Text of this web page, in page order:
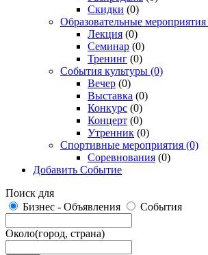
Скидки (0)
Образовательные мероприятия
Лекция (0)
Семинар (0)
Тренинг (0)
События культуры (0)
Вечер (0)
Выставка (0)
Конкурс (0)
Концерт (0)
Утренник (0)
Спортивные мероприятия (0)
Соревнования (0)
Добавить Событие
Поиск для
Бизнес - Объявления
События
Около(город, страна)